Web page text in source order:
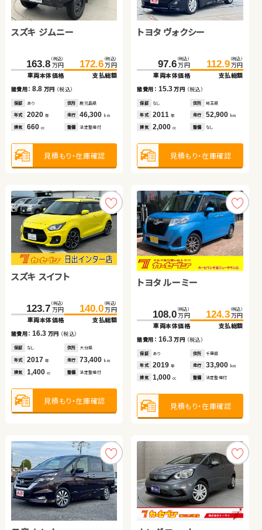
スズキ ジムニー
163.8 （税込）
万円
車両本体価格
172.6 （税込）
万円
支払総額
諸費用：8.8 万円 （税込）
保証 あり 住所 鹿児島県
年式 2020 年 走行 46,300 km
排気 660 cc 整備 法定整備付
見積もり・在庫確認
トヨタ ヴォクシー
97.6 （税込）
万円
車両本体価格
112.9 （税込）
万円
支払総額
諸費用： 15.3万円 （税込）
保証 なし 住所 埼玉県
年式 2011年 走行 52,900 km
排気 2,000cc 整備 なし
見積もり・在庫確認
スズキ スイフト
123.7 （税込）
万円
車両本体価格
140.0 （税込）
万円
支払総額
諸費用：16.3 万円 （税込）
保証 なし 住所 大分県
年式 2017 年 走行 73,400 km
排気 1,400 cc 整備 法定整備付
見積もり・在庫確認
トヨタ ルーミー
108.0 （税込）
万円
車両本体価格
124.3 （税込）
万円
支払総額
諸費用： 16.3万円 （税込）
保証 あり 住所 千葉県
年式 2019年 走行 33,900 km
排気 1,000cc 整備 法定整備付
見積もり・在庫確認
スズキ スイフト
83.6 （税込）
万円
車両本体価格
99.6 （税込）
万円
支払総額
諸費用：16.0万円（税込）
保証 あり 住所 岩手県
年式 2017 年 走行 58,300 km
排気 1,300 整備 法定整備付
見積もり・在庫確認
ダイハツ ムーヴ キャンバ
127.6 （税込）
万円
車両本体価格
135.7 （税込）
万円
支払総額
諸費用： 8.1万円（税込）
保証 あり 住所 埼玉県
年式 2017年 走行 11,200 km
排気 660cc 整備 なし
見積もり・在庫確認
スズキ ワゴンＲ
（税込）
車両本体価格
2018
排気 660 cc 整備 法定整備付
トヨタ プリウス
81.8 （税込）
万円
車両本体価格
93.8 （税込）
万円
支払総額
諸費用： 12.0万円 （税込）
保証 あり 住所 埼玉県
年式 2012年 走行 61,200 km
排気 1,800cc 整備 法定整備付
見積もり・在庫確認
トヨタ ノア ハイブリッド
168.0 （税込）
万円
車両本体価格
181.0 （税込）
万円
支払総額
諸費用：13.0万円（税込）
保証 あり 住所 岐阜県
年式 2016 年 走行 60,600 km
排気 1,800 整備 法定整備付
見積もり・在庫確認
トヨタ ルーミー
84.9 （税込）
万円
車両本体価格
89.9 （税込）
万円
支払総額
諸費用： 5.0万円（税込）
保証 あり 住所 徳島県
年式 2019年 走行 94,900 km
排気 1,000cc 整備 法定整備付
見積もり・在庫確認
スズキ ワゴンＲ
80.1 （税込）
万円
車両本体価格
86.5（税込）
万円
支払総額
2017 50,600
650
見積もり・在庫確認
スズキ ジムニー
210.1 （税込）
万円
車両本体価格
217.9 （税込）
万円
支払総額
諸費用： 7.8万円（税込）
保証 あり 住所 群馬県
年式 2023年 走行 14,900 km
排気 660cc 整備 なし
見積もり・在庫確認
ダイハツ タント
36.6 （税込）
万円
車両本体価格
44.8 （税込）
万円
支払総額
諸費用：8.2 万円 （税込）
保証 あり 住所 青森県
年式 2014 年 走行 95,800 km
排気 660 cc 整備 法定整備付
見積もり・在庫確認
ホンダ フリード ハイブリ
138.1 （税込）
万円
車両本体価格
151.5 （税込）
万円
支払総額
諸費用： 13.4万円 （税込）
保証 あり 住所 埼玉県
年式 2017年 走行 36,400 km
排気 1,500cc 整備 法定整備付
見積もり・在庫確認